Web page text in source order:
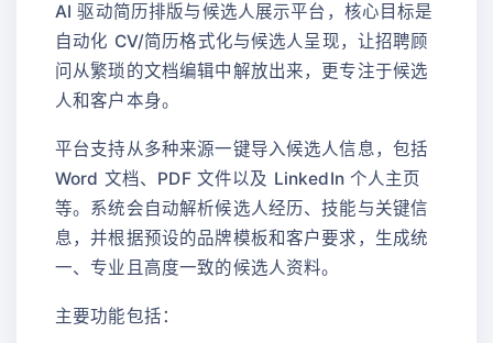
AI 驱动简历排版与候选人展示平台，核心目标是
自动化 CV/简历格式化与候选人呈现，让招聘顾
问从繁琐的文档编辑中解放出来，更专注于候选
人和客户本身。
平台支持从多种来源一键导入候选人信息，包括
Word 文档、PDF 文件以及 LinkedIn 个人主页
等。系统会自动解析候选人经历、技能与关键信
息，并根据预设的品牌模板和客户要求，生成统
一、专业且高度一致的候选人资料。
主要功能包括：